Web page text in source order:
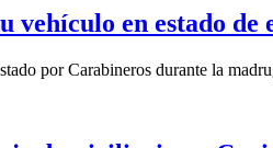
vehículo en estado
por Carabineros durante la